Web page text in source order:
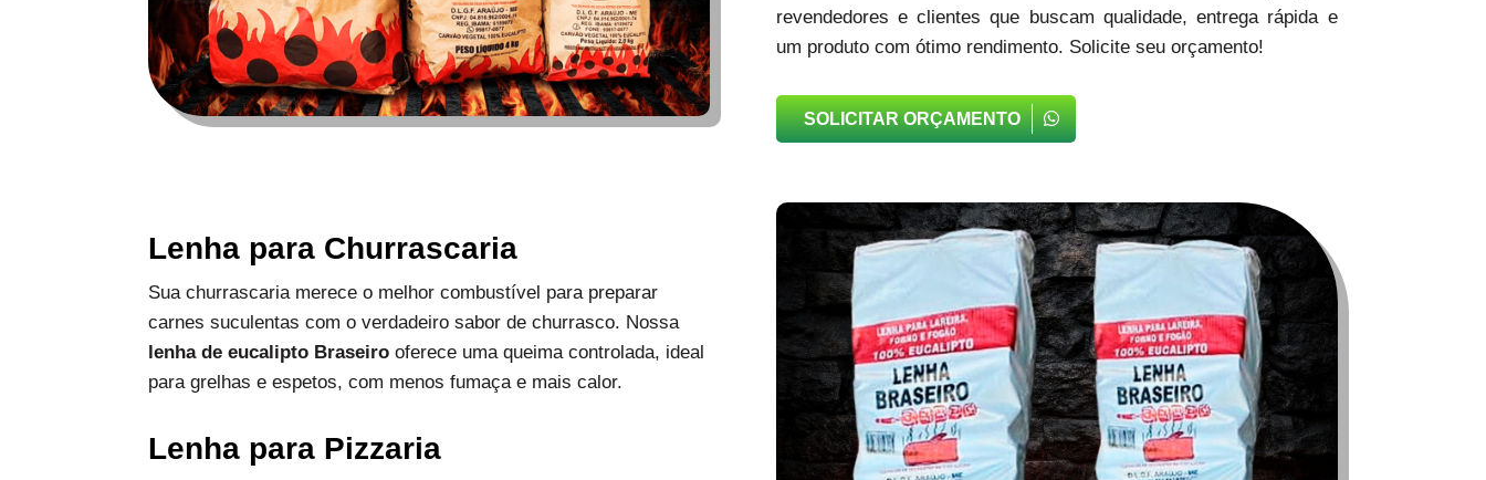
revendedores e clientes que buscam qualidade, entrega rápida e
um produto com ótimo rendimento. Solicite seu orçamento!
SOLICITAR ORÇAMENTO
Lenha para Churrascaria
Sua churrascaria merece o melhor combustível para preparar
carnes suculentas com o verdadeiro sabor de churrasco. Nossa
lenha de eucalipto Braseiro oferece uma queima controlada, ideal
para grelhas e espetos, com menos fumaça e mais calor.
Lenha para Pizzaria